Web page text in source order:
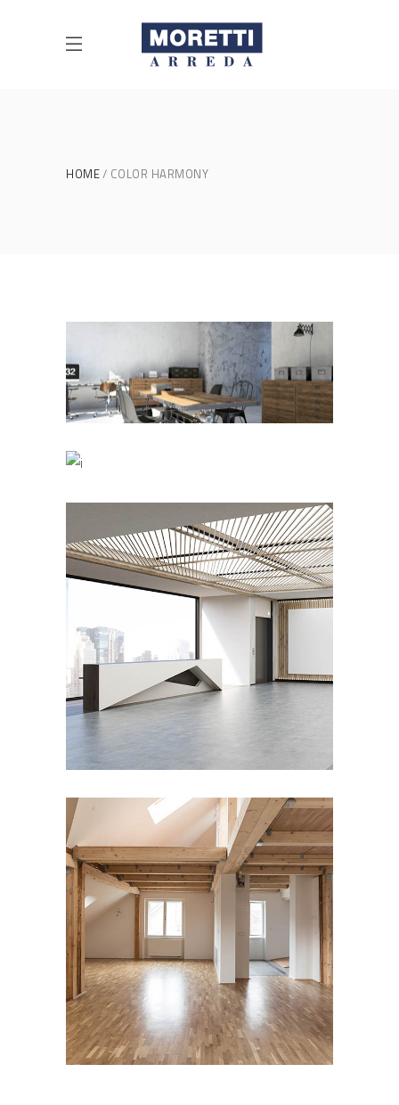
HOME COLOR HARMONY